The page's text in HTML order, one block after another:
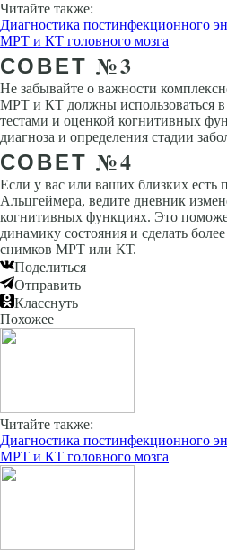
Читайте также:
Диагностика постинфекционного
МРТ и КТ головного мозга
СОВЕТ №3
Не забывайте о важности
МРТ и КТ должны использоваться в
тестами и оценкой когнитивных
диагноза и определения стадии
СОВЕТ №4
Если у вас или ваших близких есть
Альцгеймера, ведите дневник
когнитивных функциях. Это
динамику состояния и сделать
снимков МРТ или КТ.
Поделиться
Отправить
Класснуть
Похожее
Читайте также:
Диагностика постинфекционного
МРТ и КТ головного мозга